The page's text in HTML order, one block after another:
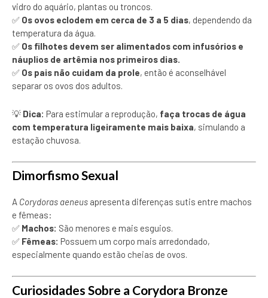
vidro do aquário, plantas ou troncos.
✅ Os ovos eclodem em cerca de 3 a 5 dias, dependendo da
temperatura da água.
✅ Os filhotes devem ser alimentados com infusórios e
náuplios de artêmia nos primeiros dias.
✅ Os pais não cuidam da prole, então é aconselhável
separar os ovos dos adultos.
💡 Dica: Para estimular a reprodução, faça trocas de água
com temperatura ligeiramente mais baixa, simulando a
estação chuvosa.
Dimorfismo Sexual
A Corydoras aeneus apresenta diferenças sutis entre machos
e fêmeas:
✅ Machos: São menores e mais esguios.
✅ Fêmeas: Possuem um corpo mais arredondado,
especialmente quando estão cheias de ovos.
Curiosidades Sobre a Corydora Bronze